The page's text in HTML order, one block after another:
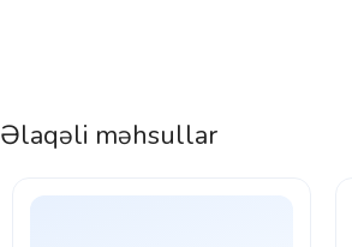
Əlaqəli məhsullar